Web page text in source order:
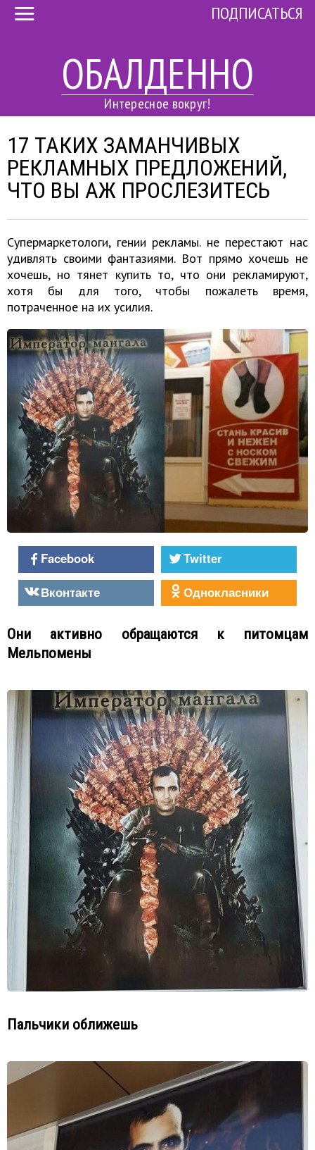
ОБАЛДЕННО
Интересное вокруг!
ПОДПИСАТЬСЯ
17 ТАКИХ ЗАМАНЧИВЫХ
РЕКЛАМНЫХ ПРЕДЛОЖЕНИЙ,
ЧТО ВЫ АЖ ПРОСЛЕЗИТЕСЬ
Супермаркетологи, гении рекламы. не перестают нас
удивлять своими фантазиями. Вот прямо хочешь не
хочешь, но тянет купить то, что они рекламируют,
хотя бы для того, чтобы пожалеть время,
потраченное на их усилия.
Facebook
Twitter
Вконтакте
Однокласники
Они активно обращаются к питомцам
Мельпомены
Пальчики оближешь